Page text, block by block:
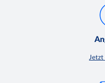
Jetzt